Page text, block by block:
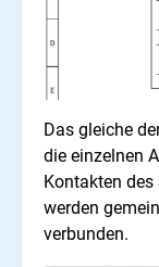
Das gleiche
die einzelnen
Kontakten des
werden
verbunden.